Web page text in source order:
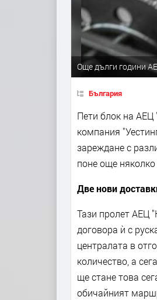
Още дълги години
България
Пети блок на АЕЦ
компания
зареждане с
поне още
Две нови
Тази пролет АЕЦ
договора ѝ с
централата в
количество, а
ще стане това
обичайният